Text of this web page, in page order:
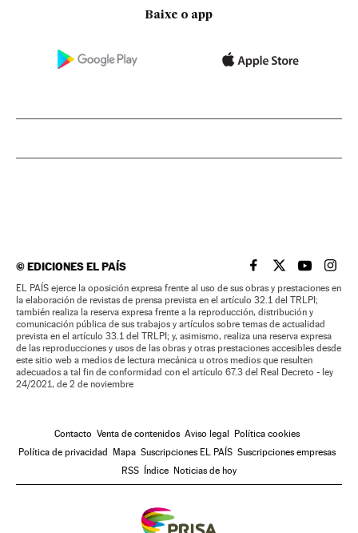
Baixe o app
©EDICIONES EL PAÍS EL PAÍS BRASIL EN
EL PAÍSEL PAÍS
EL
EL PAÍS ejerce la oposición expresa frente al uso de sus obras y prestaciones en
la elaboración de revistas de prensa prevista en el artículo 32.1 del TRLPI;
también realiza la reserva expresa frente a la reproducción, distribución y
comunicación pública de sus trabajos y artículos sobre temas de actualidad
prevista en el artículo 33.1 del TRLPI; y, asimismo, realiza una reserva expresa
de las reproducciones y usos de las obras y otras prestaciones accesibles desde
este sitio web a medios de lectura mecánica u otros medios que resulten
adecuados a tal fin de conformidad con el artículo 67.3 del Real Decreto - ley
24/2021, de 2 de noviembre
Contacto Venta de contenidos Aviso legal Política cookies
Política de privacidad Mapa Suscripciones EL PAÍS Suscripciones empresas
RSS Índice Noticias de hoy